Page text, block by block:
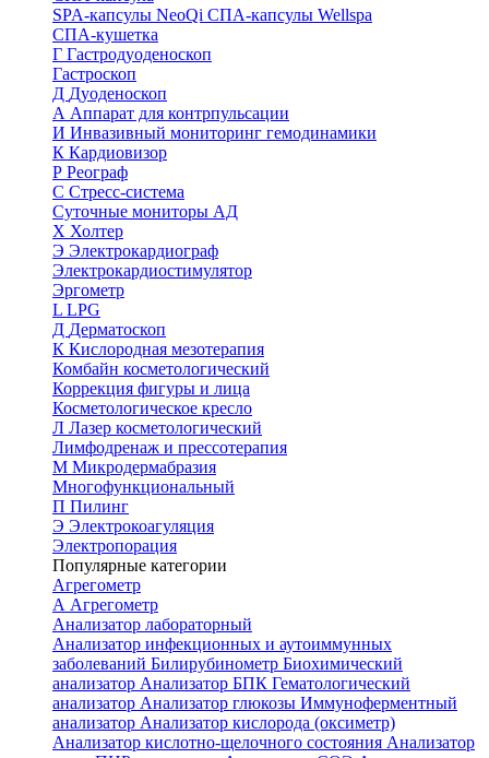
SPA-капсулы NeoQi СПА-капсулы Wellspa
СПА-кушетка
Г Гастродуоденоскоп
Гастроскоп
Д Дуоденоскоп
А Аппарат для контрпульсации
И Инвазивный мониторинг гемодинамики
К Кардиовизор
Р Реограф
С Стресс-система
Суточные мониторы АД
Х Холтер
Э Электрокардиограф
Электрокардиостимулятор
Эргометр
L LPG
Д Дерматоскоп
К Кислородная мезотерапия
Комбайн косметологический
Коррекция фигуры и лица
Косметологическое кресло
Л Лазер косметологический
Лимфодренаж и прессотерапия
М Микродермабразия
Многофункциональный
П Пилинг
Э Электрокоагуляция
Электропорация
Популярные категории
Агрегометр
А Агрегометр
Анализатор лабораторный
Анализатор инфекционных и аутоиммунных
заболеваний Билирубинометр Биохимический
анализатор Анализатор БПК Гематологический
анализатор Анализатор глюкозы Иммуноферментный
анализатор Анализатор кислорода (оксиметр)
Анализатор кислотно-щелочного состояния Анализатор